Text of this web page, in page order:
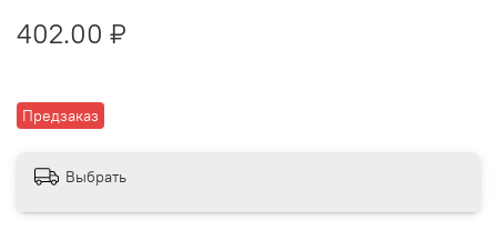
Предзаказ
402.00 ₽
Выбрать